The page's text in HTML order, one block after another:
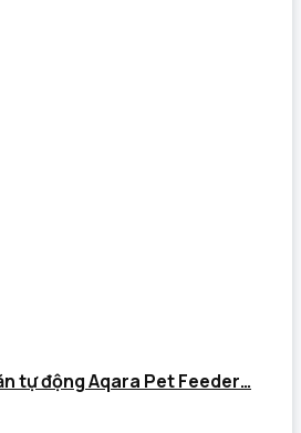
tự động Aqara Pet Feeder…